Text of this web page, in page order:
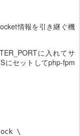
情報を引き継ぐ機
に入れてサ
にセットしてphp-fpm
\